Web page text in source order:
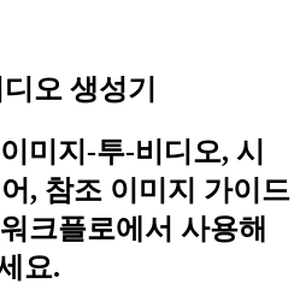
오 생성기
미지-투-비디오, 시
, 참조 이미지 가이드
크플로에서 사용해
요.